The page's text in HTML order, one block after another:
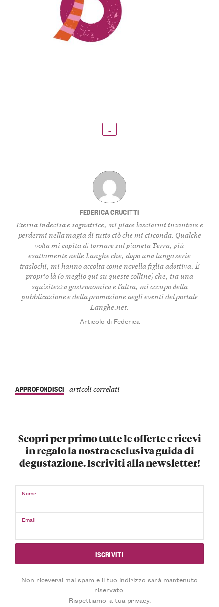
←
FEDERICA CRUCITTI
Eterna indecisa e sognatrice, mi piace lasciarmi incantare e
perdermi nella magia di tutto ciò che mi circonda. Qualche
volta mi capita di tornare sul pianeta Terra, più
esattamente nelle Langhe che, dopo una lunga serie
traslochi, mi hanno accolta come novella figlia adottiva. È
proprio là (o meglio qui su queste colline) che, tra una
squisitezza gastronomica e l’altra, mi occupo della
pubblicazione e della promozione degli eventi del portale
Langhe.net.
Articolo di Federica
APPROFONDISCI articoli correlati
Scopri per primo tutte le offerte e ricevi
in regalo la nostra esclusiva guida di
degustazione. Iscriviti alla newsletter!
Nome
Email
Non riceverai mai spam e il tuo indirizzo sarà mantenuto
riservato.
Rispettiamo la tua privacy.